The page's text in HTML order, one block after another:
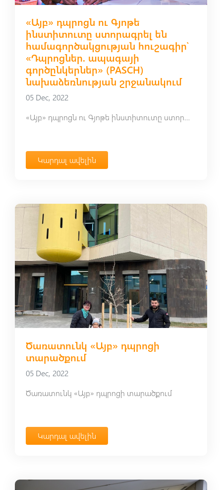
«Այբ» դպրոցն ու Գյոթե
ինստիտուտը ստորագրել են
համագործակցության հուշագիր՝
«Դպրոցներ. ապագայի
գործընկերներ» (PASCH)
նախաձեռնության շրջանակում
05 Dec, 2022
«Այբ» դպրոցն ու Գյոթե ինստիտուտը ստորագրել են համագործակցության հուշագիր՝ «Դպրոցներ. ապագայի գործընկերներ» (PASCH) նախաձեռնության շրջանակում
Կարդալ ավելին
Ծառատունկ «Այբ» դպրոցի
տարածքում
05 Dec, 2022
Ծառատունկ «Այբ» դպրոցի տարածքում
Կարդալ ավելին